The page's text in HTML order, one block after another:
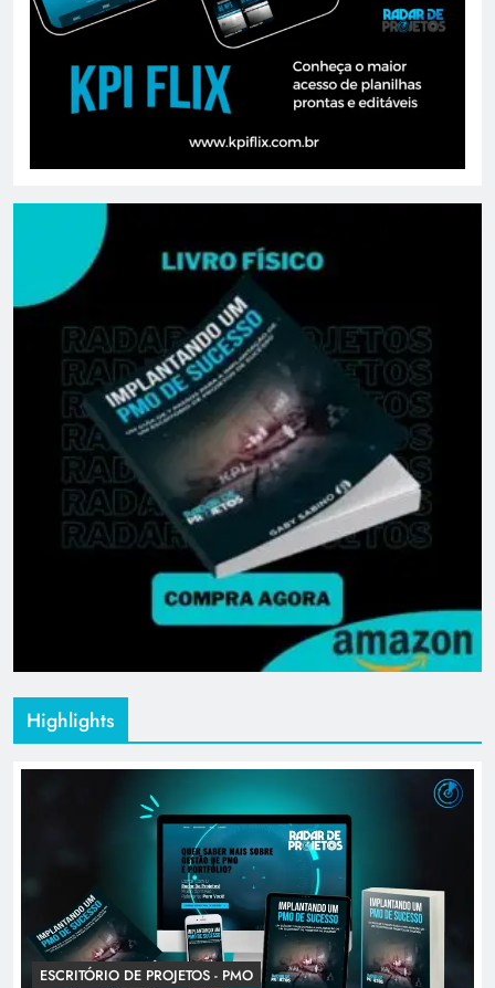
Highlights
ESCRITÓRIO DE PROJETOS - PMO